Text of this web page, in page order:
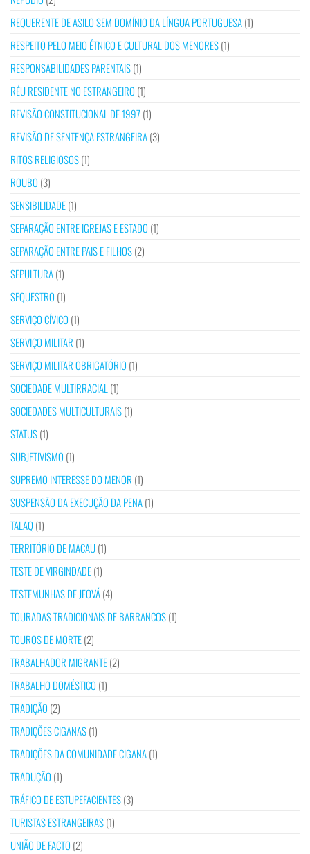
REQUERENTE DE ASILO SEM DOMÍNIO DA LÍNGUA PORTUGUESA(1)
RESPEITO PELO MEIO ÉTNICO E CULTURAL DOS MENORES(1)
RESPONSABILIDADES PARENTAIS(1)
RÉU RESIDENTE NO ESTRANGEIRO (1)
REVISÃO CONSTITUCIONAL DE 1997 (1)
REVISÃO DE SENTENÇA ESTRANGEIRA(3)
RITOS RELIGIOSOS(1)
ROUBO (3)
SENSIBILIDADE(1)
SEPARAÇÃO ENTRE IGREJAS E ESTADO (1)
SEPARAÇÃO ENTRE PAIS E FILHOS(2)
SEPULTURA(1)
SEQUESTRO (1)
SERVIÇO CÍVICO (1)
SERVIÇO MILITAR (1)
SERVIÇO MILITAR OBRIGATÓRIO (1)
SOCIEDADE MULTIRRACIAL (1)
SOCIEDADES MULTICULTURAIS(1)
STATUS(1)
SUBJETIVISMO (1)
SUPREMO INTERESSE DO MENOR (1)
SUSPENSÃO DA EXECUÇÃO DA PENA(1)
TALAQ(1)
TERRITÓRIO DE MACAU(1)
TESTE DE VIRGINDADE(1)
TESTEMUNHAS DE JEOVÁ(4)
TOURADAS TRADICIONAIS DE BARRANCOS(1)
TOUROS DE MORTE(2)
TRABALHADOR MIGRANTE(2)
TRABALHO DOMÉSTICO (1)
TRADIÇÃO (2)
TRADIÇÕES CIGANAS(1)
TRADIÇÕES DA COMUNIDADE CIGANA(1)
TRADUÇÃO (1)
TRÁFICO DE ESTUPEFACIENTES(3)
TURISTAS ESTRANGEIRAS(1)
UNIÃO DE FACTO (2)